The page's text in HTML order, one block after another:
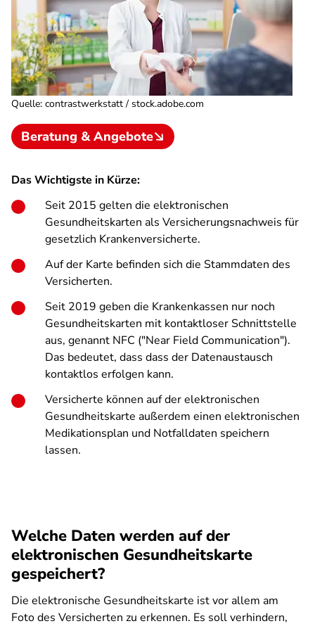
Quelle: contrastwerkstatt / stock.adobe.com
Beratung & Angebote
Das Wichtigste in Kürze:
Seit 2015 gelten die elektronischen
Gesundheitskarten als Versicherungsnachweis für
gesetzlich Krankenversicherte.
Auf der Karte befinden sich die Stammdaten des
Versicherten.
Seit 2019 geben die Krankenkassen nur noch
Gesundheitskarten mit kontaktloser Schnittstelle
aus, genannt NFC ("Near Field Communication").
Das bedeutet, dass dass der Datenaustausch
kontaktlos erfolgen kann.
Versicherte können auf der elektronischen
Gesundheitskarte außerdem einen elektronischen
Medikationsplan und Notfalldaten speichern
lassen.
Welche Daten werden auf der
elektronischen Gesundheitskarte
gespeichert?
Die elektronische Gesundheitskarte ist vor allem am
Foto des Versicherten zu erkennen. Es soll verhindern,